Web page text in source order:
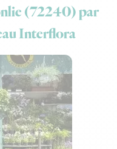
(72240) par
Interflora